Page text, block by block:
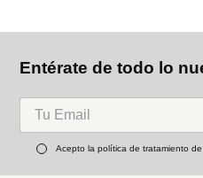
Entérate de todo lo
Acepto la política de tratamiento